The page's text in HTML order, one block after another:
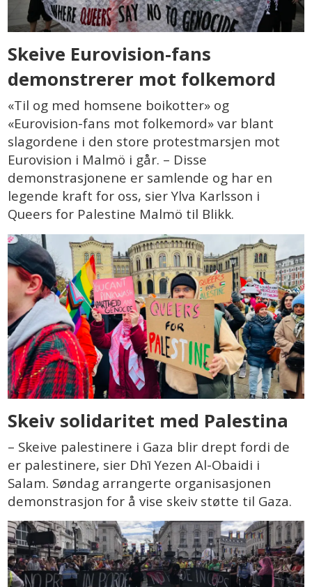
Skeive Eurovision-fans
demonstrerer mot folkemord
«Til og med homsene boikotter» og
«Eurovision-fans mot folkemord» var blant
slagordene i den store protestmarsjen mot
Eurovision i Malmö i går. – Disse
demonstrasjonene er samlende og har en
legende kraft for oss, sier Ylva Karlsson i
Queers for Palestine Malmö til Blikk.
Skeiv solidaritet med Palestina
– Skeive palestinere i Gaza blir drept fordi de
er palestinere, sier Dhī Yezen Al-Obaidi i
Salam. Søndag arrangerte organisasjonen
demonstrasjon for å vise skeiv støtte til Gaza.